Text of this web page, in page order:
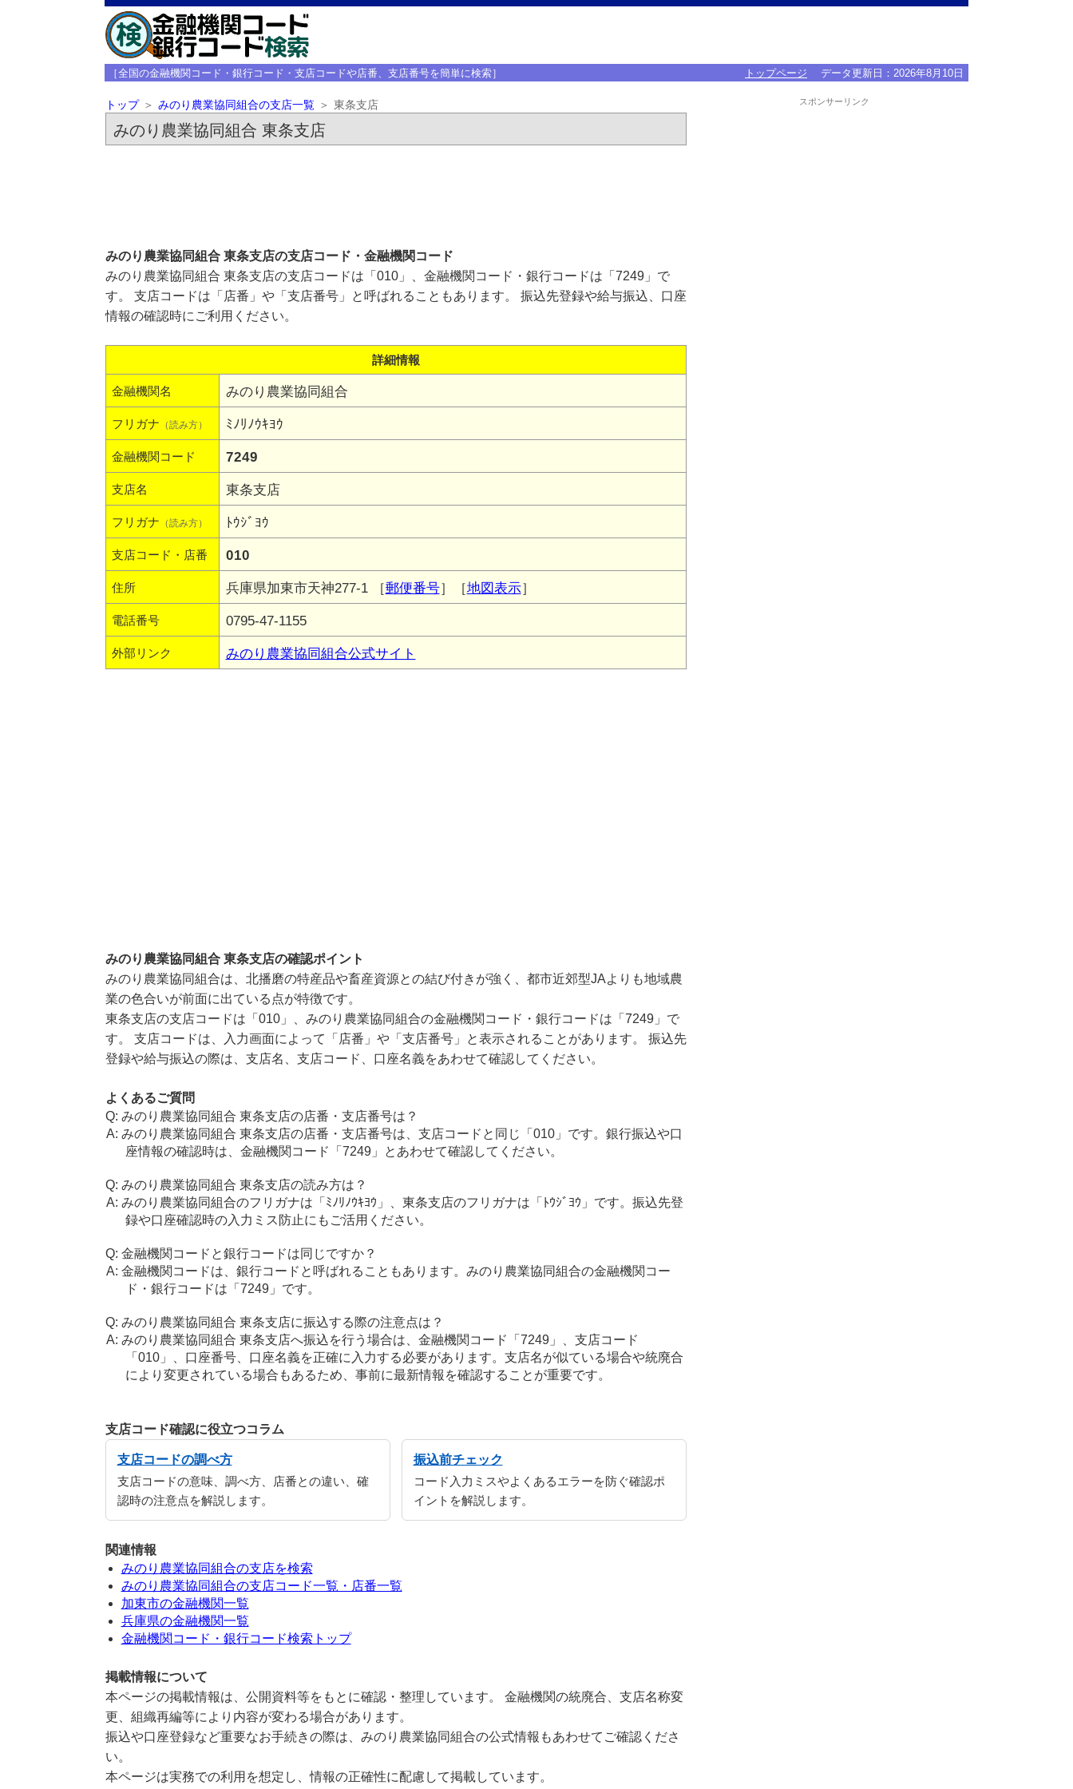
［全国の金融機関コード・銀行コード・支店コードや店番、支店番号を簡単に検索］ トップページ データ更新日： 2026年8月10日
トップ みのり農業協同組合の支店一覧 東条支店
みのり農業協同組合 東条支店
みのり農業協同組合 東条支店の支店コード・金融機関コード
みのり農業協同組合 東条支店の支店コードは「010」、金融機関コード・銀行コードは「7249」で
す。 支店コードは「店番」や「支店番号」と呼ばれることもあります。 振込先登録や給与振込、口座
情報の確認時にご利用ください。
詳細情報
金融機関名 みのり農業協同組合
フリガナ （読み方） ﾐﾉﾘﾉｳｷﾖｳ
金融機関コード 7249
支店名 東条支店
フリガナ （読み方） ﾄｳｼﾞﾖｳ
支店コード・店番 010
住所 兵庫県加東市天神277-1 ［郵便番号］［地図表示］
電話番号 0795-47-1155
外部リンク みのり農業協同組合公式サイト
みのり農業協同組合 東条支店の確認ポイント
みのり農業協同組合は、北播磨の特産品や畜産資源との結び付きが強く、都市近郊型JAよりも地域農
業の色合いが前面に出ている点が特徴です。
東条支店の支店コードは「010」、みのり農業協同組合の金融機関コード・銀行コードは「7249」で
す。 支店コードは、入力画面によって「店番」や「支店番号」と表示されることがあります。 振込先
登録や給与振込の際は、支店名、支店コード、口座名義をあわせて確認してください。
よくあるご質問
みのり農業協同組合 東条支店の店番・支店番号は？
みのり農業協同組合 東条支店の店番・支店番号は、支店コードと同じ「010」です。銀行振込や口
座情報の確認時は、金融機関コード「7249」とあわせて確認してください。
みのり農業協同組合 東条支店の読み方は？
みのり農業協同組合のフリガナは「ﾐﾉﾘﾉｳｷﾖｳ」、東条支店のフリガナは「ﾄｳｼﾞﾖｳ」です。振込先登
録や口座確認時の入力ミス防止にもご活用ください。
金融機関コードと銀行コードは同じですか？
金融機関コードは、銀行コードと呼ばれることもあります。みのり農業協同組合の金融機関コー
ド・銀行コードは「7249」です。
みのり農業協同組合 東条支店に振込する際の注意点は？
みのり農業協同組合 東条支店へ振込を行う場合は、金融機関コード「7249」、支店コード
「010」、口座番号、口座名義を正確に入力する必要があります。支店名が似ている場合や統廃合
により変更されている場合もあるため、事前に最新情報を確認することが重要です。
支店コード確認に役立つコラム
支店コードの調べ方
支店コードの意味、調べ方、店番との違い、確
認時の注意点を解説します。
振込前チェック
コード入力ミスやよくあるエラーを防ぐ確認ポ
イントを解説します。
関連情報
みのり農業協同組合の支店を検索
みのり農業協同組合の支店コード一覧・店番一覧
加東市の金融機関一覧
兵庫県の金融機関一覧
金融機関コード・銀行コード検索トップ
掲載情報について
本ページの掲載情報は、公開資料等をもとに確認・整理しています。 金融機関の統廃合、支店名称変
更、組織再編等により内容が変わる場合があります。
振込や口座登録など重要なお手続きの際は、みのり農業協同組合の公式情報もあわせてご確認くださ
い。
本ページは実務での利用を想定し、情報の正確性に配慮して掲載しています。
スポンサーリンク